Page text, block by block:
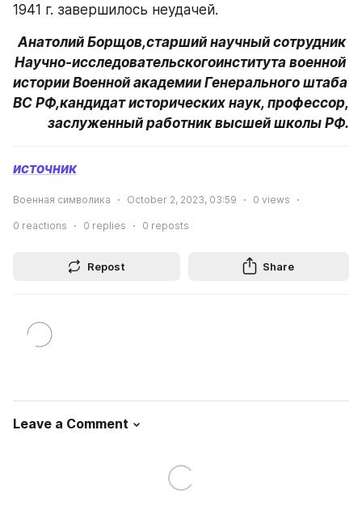
1941 г. завершилось неудачей.
Анатолий Борщов,старший научный сотрудник
Научно-исследовательскогоинститута военной
истории Военной академии Генерального штаба
ВС РФ,кандидат исторических наук, профессор,
заслуженный работник высшей школы РФ.
источник
Военная символика October 2, 2023, 03:59 0 views
0 reactions 0 replies 0 reposts
Repost Share
Leave a Comment